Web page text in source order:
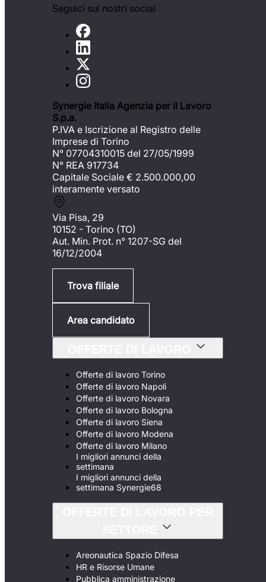
Seguici sui nostri social
Synergie Italia Agenzia per il Lavoro
S.p.a.
P.IVA e Iscrizione al Registro delle
Imprese di Torino
N° 07704310015 del 27/05/1999
N° REA 917734
Capitale Sociale € 2.500.000,00
interamente versato
Via Pisa, 29
10152 - Torino (TO)
Aut. Min. Prot. n° 1207-SG del
16/12/2004
Trova filiale
Area candidato
Offerte di lavoro Torino
Offerte di lavoro Napoli
Offerte di lavoro Novara
Offerte di lavoro Bologna
Offerte di lavoro Siena
Offerte di lavoro Modena
Offerte di lavoro Milano
I migliori annunci della
settimana
I migliori annunci della
settimana Synergie68
Areonautica Spazio Difesa
HR e Risorse Umane
Pubblica amministrazione